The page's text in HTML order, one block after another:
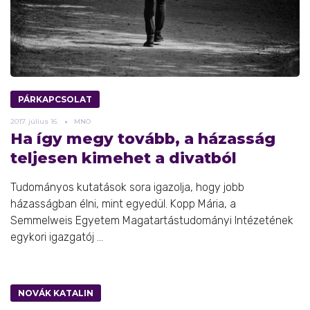
PÁRKAPCSOLAT
2017. július 16. MNO
Ha így megy tovább, a házasság
teljesen kimehet a divatból
Tudományos kutatások sora igazolja, hogy jobb
házasságban élni, mint egyedül. Kopp Mária, a
Semmelweis Egyetem Magatartástudományi Intézetének
egykori igazgatój ...
NOVÁK KATALIN